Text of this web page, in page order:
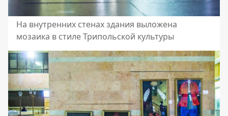
На внутренних стенах здания выложена
мозаика в стиле Трипольской культуры